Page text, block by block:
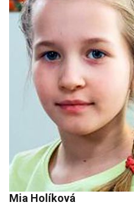
Mia Holíková